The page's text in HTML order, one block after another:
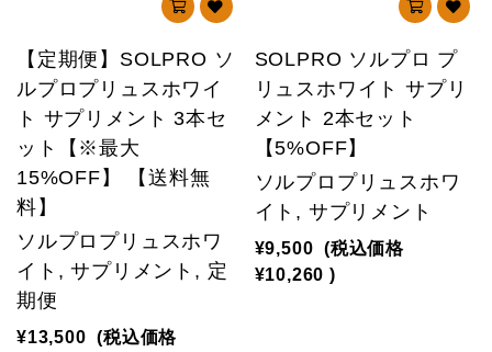
【定期便】SOLPRO ソ
ルプロプリュスホワイ
ト サプリメント 3本セ
ット【※最大
15%OFF】 【送料無
料】
ソルプロプリュスホワ
イト, サプリメント, 定
期便
¥13,500 (税込価格
SOLPRO ソルプロ プ
リュスホワイト サプリ
メント 2本セット
【5%OFF】
ソルプロプリュスホワ
イト, サプリメント
¥9,500 (税込価格
¥10,260 )